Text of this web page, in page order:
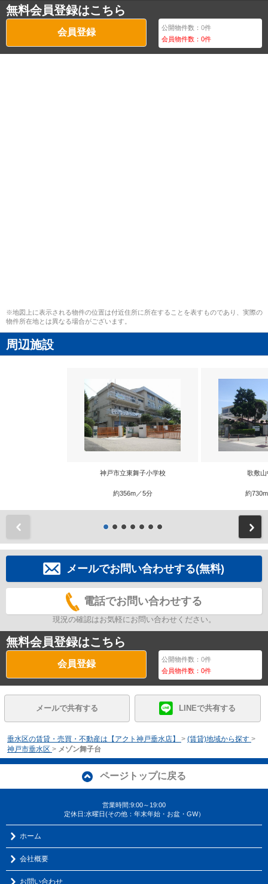
無料会員登録はこちら
会員登録 公開物件数：0件
会員物件数：0件
※地図上に表示される物件の位置は付近住所に所在することを表すものであり、実際の
物件所在地とは異なる場合がございます。
周辺施設
神戸市立東舞子小学校
約356m／5分
歌敷山
約
メールでお問い合わせする(無料)
電話でお問い合わせする
現況の確認はお気軽にお問い合わせください。
無料会員登録はこちら
会員登録 公開物件数：0件
会員物件数：0件
メールで共有する LINEで共有する
垂水区の賃貸・売買・不動産は【アクト神戸垂水店】 > (賃貸)地域から探す >
神戸市垂水区 > メゾン舞子台
ページトップに戻る
営業時間:9:00～19:00
定休日:水曜日(その他：年末年始・お盆・GW）
ホーム
会社概要
お問い合わせ